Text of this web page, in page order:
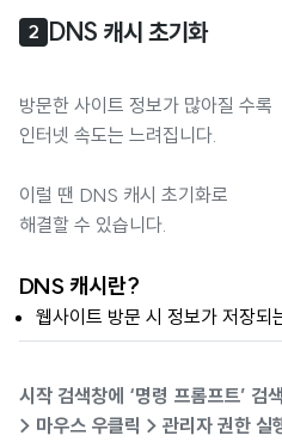
2 DNS 캐시 초기화
방문한 사이트 정보가 많아질 수록
인터넷 속도는 느려집니다.
이럴 땐 DNS 캐시 초기화로
해결할 수 있습니다.
DNS 캐시란?
웹사이트 방문 시 정보가 저장되
시작 검색창에 ‘명령 프롬프트’ 검색
> 마우스 우클릭 > 관리자 권한 실